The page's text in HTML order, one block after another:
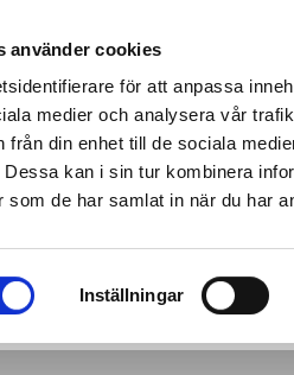
använder cookies
för att anpassa
medier och analysera vår
från din enhet till de sociala
kan i sin tur kombinera
som de har samlat in när du har
Inställningar
Värmepumpar &
DU STYR DIN AURA MED
Aura med
luft/luft-värmepump Thermia